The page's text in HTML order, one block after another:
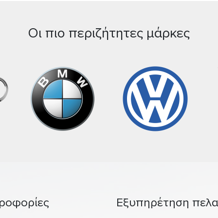
Οι πιο περιζήτητες μάρκες
Εξυπηρέτηση